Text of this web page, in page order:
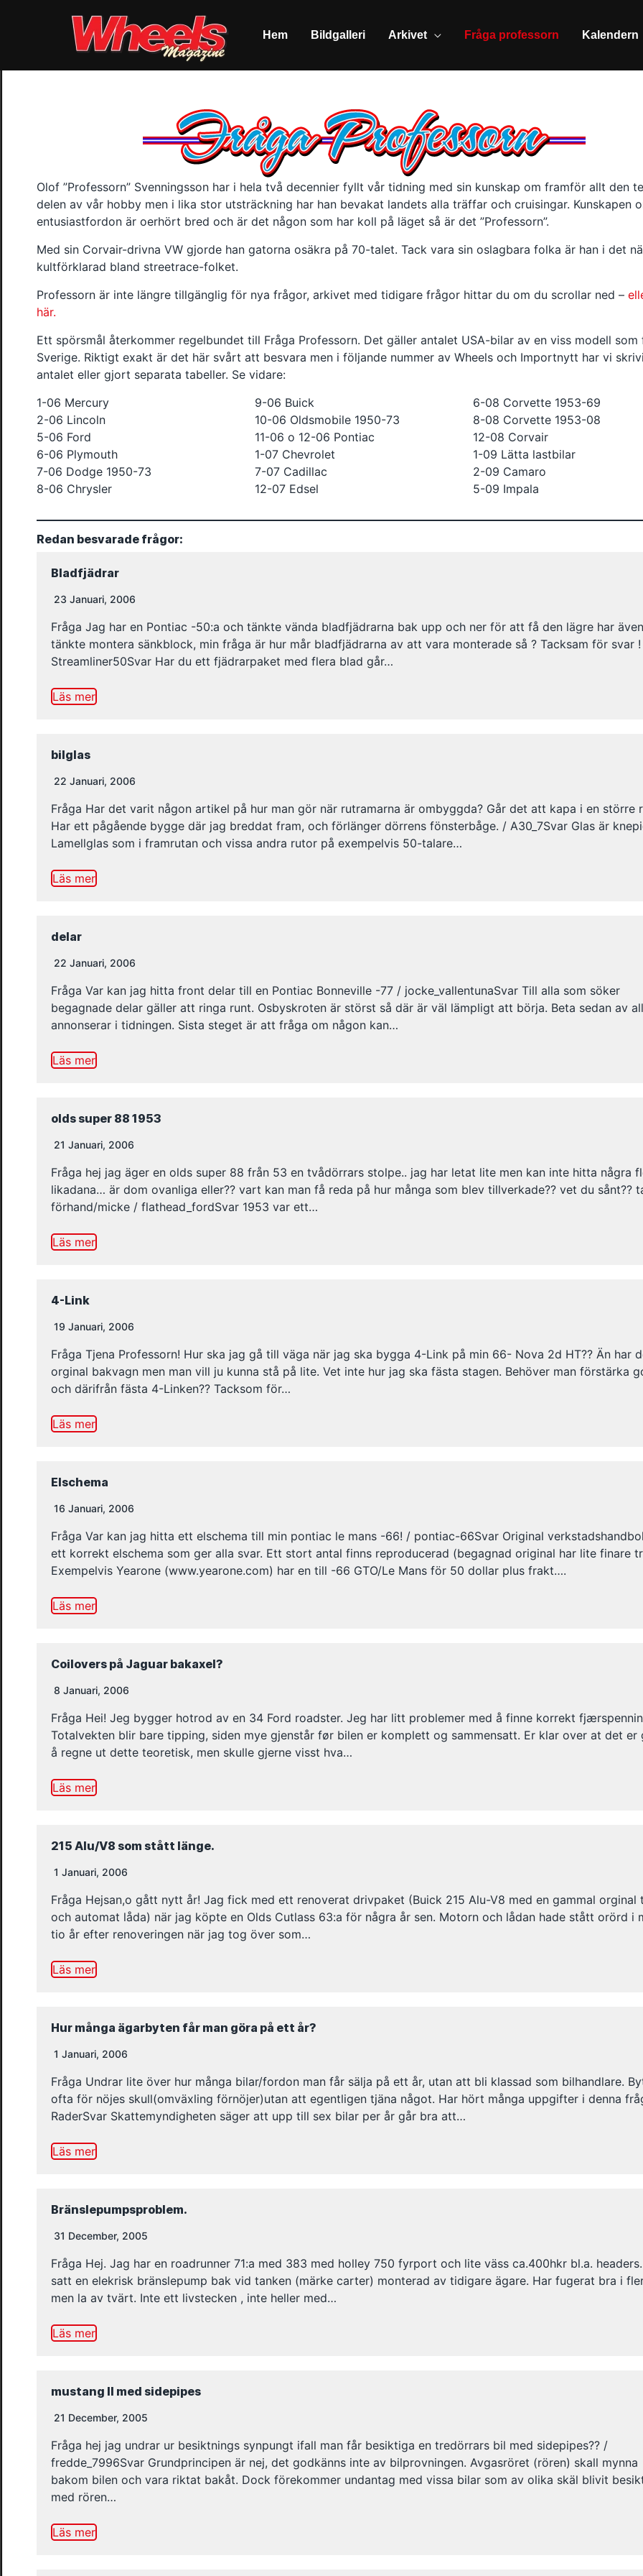
Hem Bildgalleri Arkivet Fråga professorn Kalendern
Olof ”Professorn” Svenningsson har i hela två decennier fyllt vår tidning med sin kunskap om framför allt den
delen av vår hobby men i lika stor utsträckning har han bevakat landets alla träffar och cruisingar. Kunskapen
entusiastfordon är oerhört bred och är det någon som har koll på läget så är det ”Professorn”.
Med sin Corvair-drivna VW gjorde han gatorna osäkra på 70-talet. Tack vara sin oslagbara folka är han i det
kultförklarad bland streetrace-folket.
Professorn är inte längre tillgänglig för nya frågor, arkivet med tidigare frågor hittar du om du scrollar ned –
här.
Ett spörsmål återkommer regelbundet till Fråga Professorn. Det gäller antalet USA-bilar av en viss modell som
Sverige. Riktigt exakt är det här svårt att besvara men i följande nummer av Wheels och Importnytt har vi
antalet eller gjort separata tabeller. Se vidare:
1-06 Mercury
2-06 Lincoln
5-06 Ford
6-06 Plymouth
7-06 Dodge 1950-73
8-06 Chrysler
9-06 Buick
10-06 Oldsmobile 1950-73
11-06 o 12-06 Pontiac
1-07 Chevrolet
7-07 Cadillac
12-07 Edsel
6-08 Corvette 1953-69
8-08 Corvette 1953-08
12-08 Corvair
1-09 Lätta lastbilar
2-09 Camaro
5-09 Impala
Redan besvarade frågor:
Bladfjädrar
23 Januari, 2006
Fråga Jag har en Pontiac -50:a och tänkte vända bladfjädrarna bak upp och ner för att få den lägre har även
tänkte montera sänkblock, min fråga är hur mår bladfjädrarna av att vara monterade så ? Tacksam för svar
Streamliner50Svar Har du ett fjädrarpaket med flera blad går…
Läs mer
bilglas
22 Januari, 2006
Fråga Har det varit någon artikel på hur man gör när rutramarna är ombyggda? Går det att kapa i en större
Har ett pågående bygge där jag breddat fram, och förlänger dörrens fönsterbåge. / A30_7Svar Glas är
Lamellglas som i framrutan och vissa andra rutor på exempelvis 50-talare…
Läs mer
delar
22 Januari, 2006
Fråga Var kan jag hitta front delar till en Pontiac Bonneville -77 / jocke_vallentunaSvar Till alla som söker
begagnade delar gäller att ringa runt. Osbyskroten är störst så där är väl lämpligt att börja. Beta sedan av
annonserar i tidningen. Sista steget är att fråga om någon kan…
Läs mer
olds super 88 1953
21 Januari, 2006
Fråga hej jag äger en olds super 88 från 53 en tvådörrars stolpe.. jag har letat lite men kan inte hitta några
likadana… är dom ovanliga eller?? vart kan man få reda på hur många som blev tillverkade?? vet du sånt??
förhand/micke / flathead_fordSvar 1953 var ett…
Läs mer
4-Link
19 Januari, 2006
Fråga Tjena Professorn! Hur ska jag gå till väga när jag ska bygga 4-Link på min 66- Nova 2d HT?? Än har
orginal bakvagn men man vill ju kunna stå på lite. Vet inte hur jag ska fästa stagen. Behöver man förstärka
och därifrån fästa 4-Linken?? Tacksom för…
Läs mer
Elschema
16 Januari, 2006
Fråga Var kan jag hitta ett elschema till min pontiac le mans -66! / pontiac-66Svar Original
ett korrekt elschema som ger alla svar. Ett stort antal finns reproducerad (begagnad original har lite finare
Exempelvis Yearone (www.yearone.com) har en till -66 GTO/Le Mans för 50 dollar plus frakt….
Läs mer
Coilovers på Jaguar bakaxel?
8 Januari, 2006
Fråga Hei! Jeg bygger hotrod av en 34 Ford roadster. Jeg har litt problemer med å finne korrekt
Totalvekten blir bare tipping, siden mye gjenstår før bilen er komplett og sammensatt. Er klar over at det er
å regne ut dette teoretisk, men skulle gjerne visst hva…
Läs mer
215 Alu/V8 som stått länge.
1 Januari, 2006
Fråga Hejsan,o gått nytt år! Jag fick med ett renoverat drivpaket (Buick 215 Alu-V8 med en gammal orginal
och automat låda) när jag köpte en Olds Cutlass 63:a för några år sen. Motorn och lådan hade stått orörd i
tio år efter renoveringen när jag tog över som…
Läs mer
Hur många ägarbyten får man göra på ett år?
1 Januari, 2006
Fråga Undrar lite över hur många bilar/fordon man får sälja på ett år, utan att bli klassad som bilhandlare.
ofta för nöjes skull(omväxling förnöjer)utan att egentligen tjäna något. Har hört många uppgifter i denna
RaderSvar Skattemyndigheten säger att upp till sex bilar per år går bra att…
Läs mer
Bränslepumpsproblem.
31 December, 2005
Fråga Hej. Jag har en roadrunner 71:a med 383 med holley 750 fyrport och lite väss ca.400hkr bl.a.
satt en elekrisk bränslepump bak vid tanken (märke carter) monterad av tidigare ägare. Har fugerat bra i
men la av tvärt. Inte ett livstecken , inte heller med…
Läs mer
mustang II med sidepipes
21 December, 2005
Fråga hej jag undrar ur besiktnings synpungt ifall man får besiktiga en tredörrars bil med sidepipes?? /
fredde_7996Svar Grundprincipen är nej, det godkänns inte av bilprovningen. Avgasröret (rören) skall mynna
bakom bilen och vara riktat bakåt. Dock förekommer undantag med vissa bilar som av olika skäl blivit
med rören…
Läs mer